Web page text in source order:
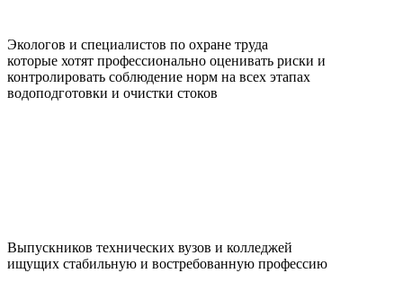
Экологов и специалистов по охране труда
которые хотят профессионально оценивать риски и
контролировать соблюдение норм на всех этапах
водоподготовки и очистки стоков
Выпускников технических вузов и колледжей
ищущих стабильную и востребованную профессию